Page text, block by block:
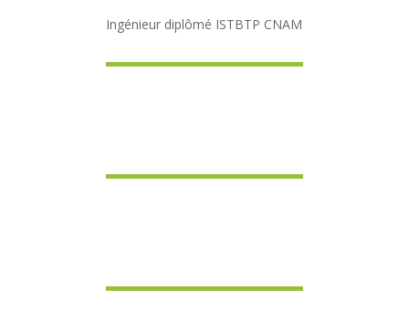
Ingénieur diplômé ISTBTP CNAM